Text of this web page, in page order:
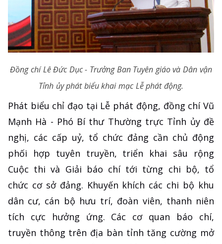
Đồng chí Lê Đức Dục - Trưởng Ban Tuyên giáo và Dân vận
Tỉnh ủy phát biểu khai mạc Lễ phát động.
Phát biểu chỉ đạo tại Lễ phát động, đồng chí Vũ
Mạnh Hà - Phó Bí thư Thường trực Tỉnh ủy đề
nghị, các cấp uỷ, tổ chức đảng cần chủ động
phối hợp tuyên truyền, triển khai sâu rộng
Cuộc thi và Giải báo chí tới từng chi bộ, tổ
chức cơ sở đảng. Khuyến khích các chi bộ khu
dân cư, cán bộ hưu trí, đoàn viên, thanh niên
tích cực hưởng ứng. Các cơ quan báo chí,
truyền thông trên địa bàn tỉnh tăng cường mở